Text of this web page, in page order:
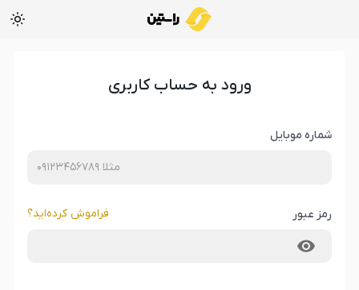
ورود به حساب کاربری
شماره موبایل
رمز عبور فراموش کرده‌‌اید؟